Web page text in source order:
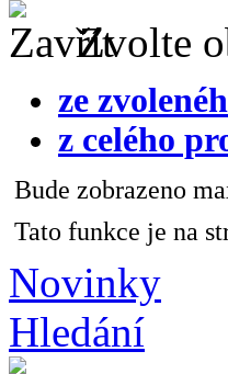
Zvolte
ze
z celého
Bude zobrazeno
Tato funkce je na
Novinky
Hledání